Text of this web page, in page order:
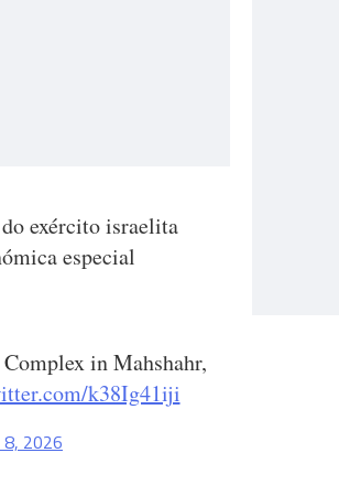
exército israelita
especial
in Mahshahr,
k38Ig41iji
8, 2026